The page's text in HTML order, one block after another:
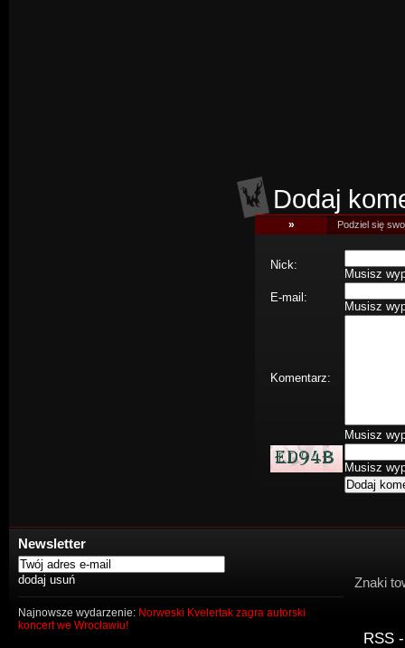
Dodaj
» Podziel się
Nick:
Musisz
E-mail:
Musisz
Komentarz:
Musisz
Musisz
Newsletter
Najnowsze wydarzenie: Norweski Kvelertak zagra autorski
koncert we Wrocławiu!
Znaki
RSS